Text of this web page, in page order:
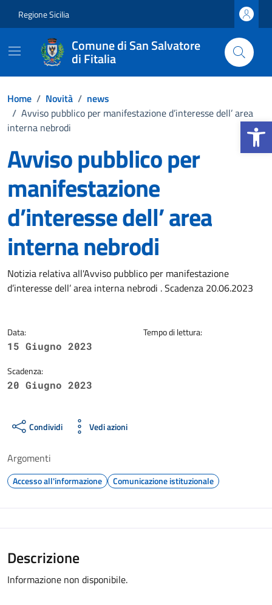
Apri la
Regione Sicilia
Comune di San Salvatore
di Fitalia
Home / Novità / news
/ Avviso pubblico per manifestazione d’interesse dell’ area
interna nebrodi
Avviso pubblico per
manifestazione
d’interesse dell’ area
interna nebrodi
Dettagli della notizia
Notizia relativa all'Avviso pubblico per manifestazione
d’interesse dell’ area interna nebrodi . Scadenza 20.06.2023
Data:
15 Giugno 2023
Scadenza:
20 Giugno 2023
Tempo di lettura:
Condividi Vedi azioni
Argomenti
Accesso all'informazione Comunicazione istituzionale
Descrizione
Informazione non disponibile.